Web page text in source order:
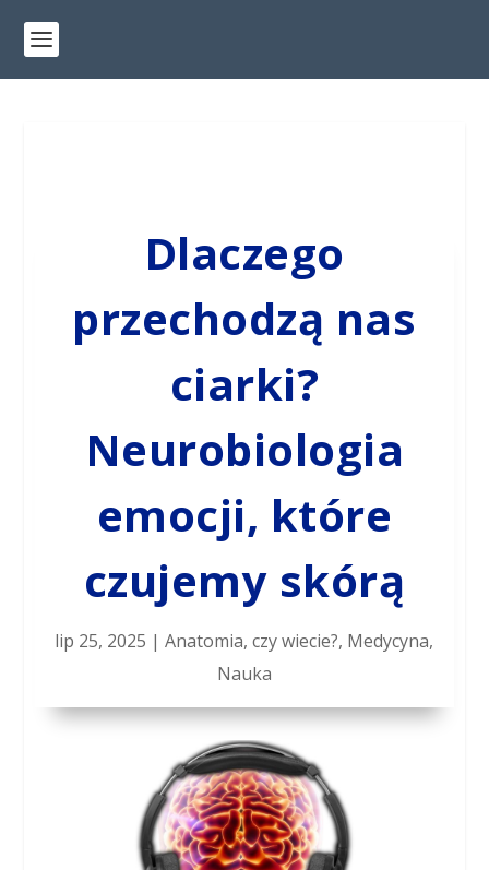
Dlaczego
przechodzą nas
ciarki?
Neurobiologia
emocji, które
czujemy skórą
lip 25, 2025 |Anatomia,czy wiecie?, Medycyna,
Nauka